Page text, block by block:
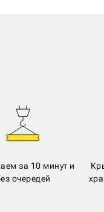
за 10 минут и
очередей